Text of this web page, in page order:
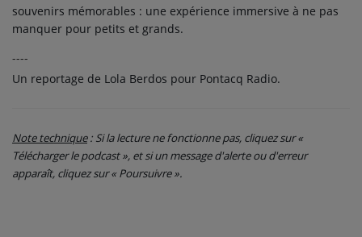
souvenirs mémorables : une expérience immersive à ne pas
manquer pour petits et grands.
----
Un reportage de Lola Berdos pour Pontacq Radio.
Note technique: Si la lecture ne fonctionne pas, cliquez sur «
Télécharger le podcast », et si un message d'alerte ou d'erreur
apparaît, cliquez sur « Poursuivre ».